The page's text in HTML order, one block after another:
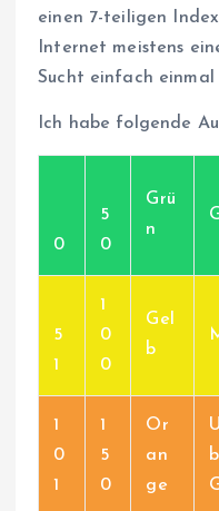
einen 7-teiligen
Internet meistens
Sucht einfach
Ich habe folgende
0
5
0
Grü
n
5
1
1
0
0
Gel
b
1
0
1
1
5
0
Or
an
ge